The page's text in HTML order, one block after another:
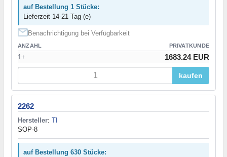
auf Bestellung 1 Stücke:
Lieferzeit 14-21 Tag (e)
Benachrichtigung bei Verfügbarkeit
ANZAHL PRIVATKUNDE
1+ 1683.24 EUR
kaufen
2262
Hersteller: TI
SOP-8
auf Bestellung 630 Stücke: